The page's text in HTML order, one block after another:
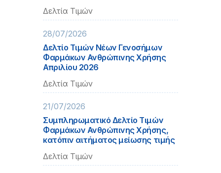
Δελτία Τιμών
28/07/2026
Δελτίο Τιμών Νέων Γενοσήμων
Φαρμάκων Ανθρώπινης Χρήσης
Απριλίου 2026
Δελτία Τιμών
21/07/2026
Συμπληρωματικό Δελτίο Τιμών
Φαρμάκων Ανθρώπινης Χρήσης,
κατόπιν αιτήματος μείωσης τιμής
Δελτία Τιμών